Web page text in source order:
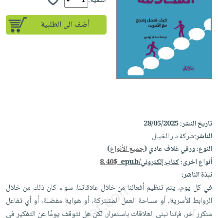
كتب
أكاديمية
صندوق
القراءة
English
بلا
حدود
يتكرر
على
Android
تحميل
iKitab
على
Apple
أسئلة
طرحها
تحميل
masmu3
على
على
Apple
الأكثر
مبيعاً
إختياراتنا
وسائل
جوائز
تعليمية
الصحة
الشخصية
العناية
الشخصية
العناية
وتصفيف
الشعر
العناية
بالجسم
والسفرة
جديد
الكل
أواني
الطهي
أدوات
متجر
الهدايا
أقسام
أضف الى الطلبية
تاريخ النشر:28/05/2025
الناشر:شركة دار الخيال
النوع:ورقي غلاف عادي (جميع الأنواع)
أنواع اخرى:كتاب إلكتروني/epub
8.40$
نبذة الناشر:
في كل يوم، يتم تنظيم أفعالنا من خلال علاقاتنا. سواء كان ذلك من خلال
الروابط الأسرية، أو مساحة العمل المشتركة، أو هواية ‏مفضلة، أو أي تفاعل
متكرر آخر، فإننا نبني العلاقات باستمرار.‏ لكن هل نتوقف يومًا عن التفكير في